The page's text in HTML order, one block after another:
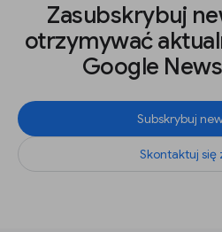
Zasubskrybuj
otrzymywać
Google
Subskrybuj
Skontaktuj się